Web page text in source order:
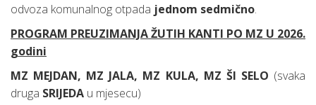
odvoza komunalnog otpada jednom sedmično.
PROGRAM PREUZIMANJA ŽUTIH KANTI PO MZ U 2026.
godini
MZ MEJDAN, MZ JALA, MZ KULA, MZ ŠI SELO (svaka
druga SRIJEDA u mjesecu)